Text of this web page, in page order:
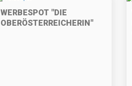
WERBESPOT "DIE
OBERÖSTERREICHERIN"